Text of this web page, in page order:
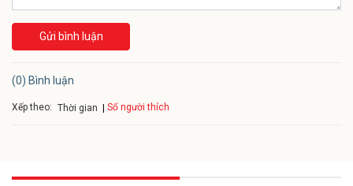
Gửi bình luận
(0) Bình luận
Xếp theo: Thời gian Số người thích